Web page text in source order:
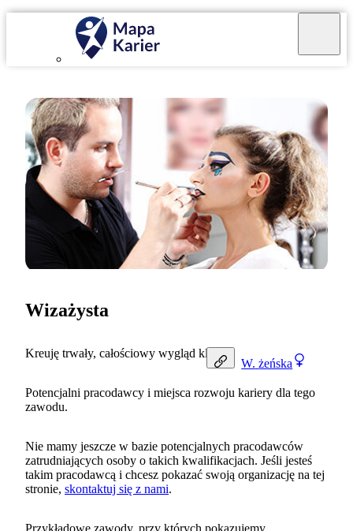
W. żeńska
Wizażysta
Kreuję trwały, całościowy wygląd klienta.
Potencjalni pracodawcy i miejsca rozwoju kariery dla tego
zawodu.
Nie mamy jeszcze w bazie potencjalnych pracodawców
zatrudniających osoby o takich kwalifikacjach. Jeśli jesteś
takim pracodawcą i chcesz pokazać swoją organizację na tej
stronie, skontaktuj się z nami.